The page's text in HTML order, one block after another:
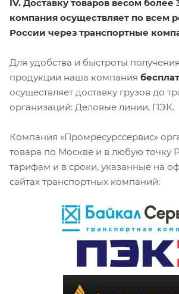
IV. Доставку товаров весом более
компания осуществляет по всем
России через транспортные
Для удобства и быстроты
продукции наша компания
осуществляет доставку грузов до
организаций: Деловые линии, ПЭК.
Компания «Промресурссервис»
товара по Москве и в любую точку
тарифам и в сроки, указанные на
сайтах транспортных компаний: